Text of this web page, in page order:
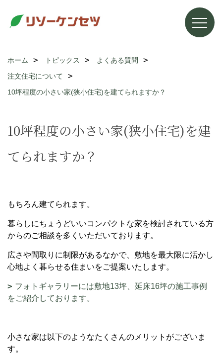
ホーム トピックス
よくある質問
注文住宅について
10坪程度の小さい家(狭小住宅)を建てられますか？
10坪程度の小さい家(狭小住宅)を建
てられますか？
もちろん建てられます。
暮らしにちょうどいいコンパクトな家を検討されている方
からのご相談を多くいただいております。
広さや間取りに制限があるなかで、敷地を最大限に活かし
心地よく暮らせる住まいをご提案いたします。
フォトギャラリーには敷地13坪、延床16坪の施工事例
をご紹介しております。
小さな家は以下のようなたくさんのメリットがございま
す。